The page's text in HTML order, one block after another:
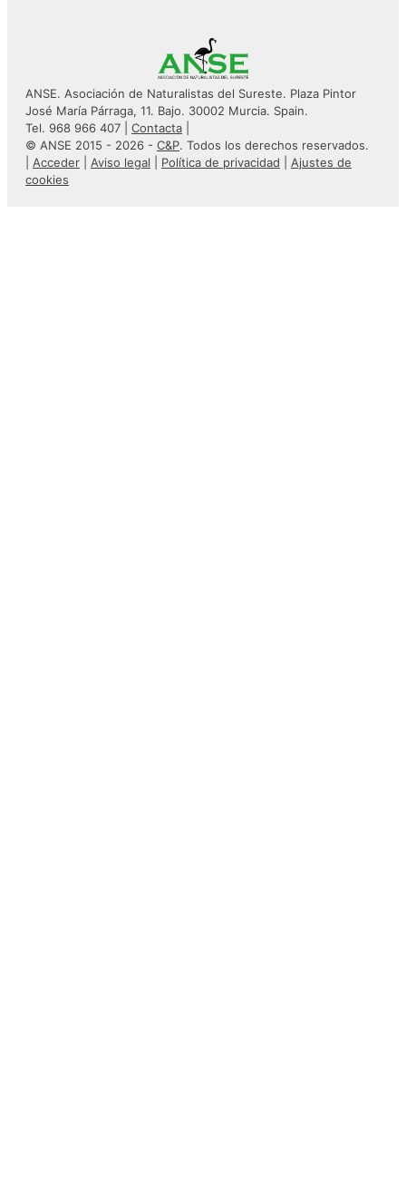
ANSE. Asociación de Naturalistas del Sureste. Plaza Pintor
José María Párraga, 11. Bajo. 30002 Murcia. Spain.
Tel. 968 966 407 | Contacta
© ANSE 2015 - 2026 - C&P. Todos los derechos reservados.
Acceder Aviso legal Política de privacidad
Ajustes de
cookies